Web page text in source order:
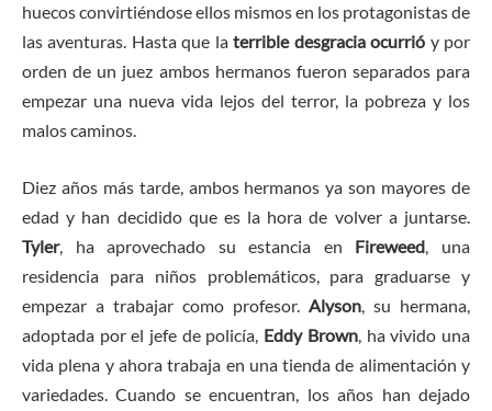
huecos convirtiéndose ellos mismos en los protagonistas de
las aventuras. Hasta que laterrible desgracia ocurrió y por
orden de un juez ambos hermanos fueron separados para
empezar una nueva vida lejos del terror, la pobreza y los
malos caminos.
Diez años más tarde, ambos hermanos ya son mayores de
edad y han decidido que es la hora de volver a juntarse.
Tyler, ha aprovechado su estancia en Fireweed , una
residencia para niños problemáticos, para graduarse y
empezar a trabajar como profesor. Alyson , su hermana,
adoptada por el jefe de policía, Eddy Brown, ha vivido una
vida plena y ahora trabaja en una tienda de alimentación y
variedades. Cuando se encuentran, los años han dejado